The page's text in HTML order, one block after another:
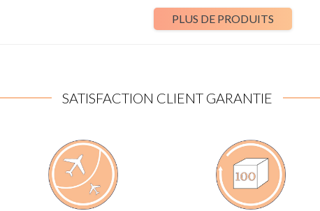
PLUS DE PRODUITS
SATISFACTION CLIENT GARANTIE